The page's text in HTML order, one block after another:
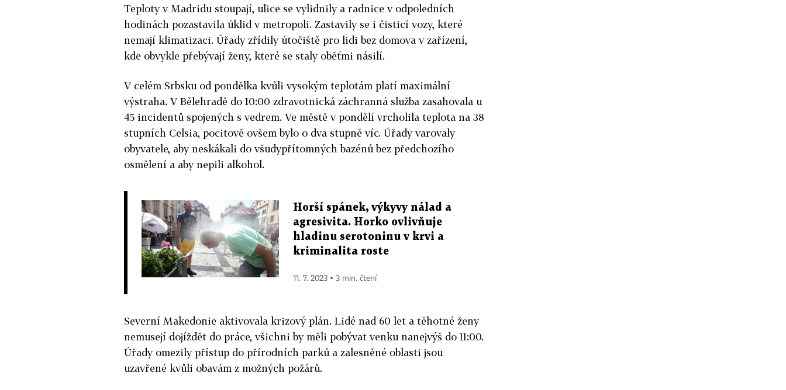
Teploty v Madridu stoupají, ulice se vylidnily a radnice v odpoledních
hodinách pozastavila úklid v metropoli. Zastavily se i čisticí vozy, které
nemají klimatizaci. Úřady zřídily útočiště pro lidi bez domova v zařízení,
kde obvykle přebývají ženy, které se staly oběťmi násilí.
V celém Srbsku od pondělka kvůli vysokým teplotám platí maximální
výstraha. V Bělehradě do 10:00 zdravotnická záchranná služba zasahovala u
45 incidentů spojených s vedrem. Ve městě v pondělí vrcholila teplota na 38
stupních Celsia, pocitově ovšem bylo o dva stupně víc. Úřady varovaly
obyvatele, aby neskákali do všudypřítomných bazénů bez předchozího
osmělení a aby nepili alkohol.
Horší spánek, výkyvy nálad a
agresivita. Horko ovlivňuje
hladinu serotoninu v krvi a
kriminalita roste
11. 7. 2023 ▪ 3 min. čtení
Severní Makedonie aktivovala krizový plán. Lidé nad 60 let a těhotné ženy
nemusejí dojíždět do práce, všichni by měli pobývat venku nanejvýš do 11:00.
Úřady omezily přístup do přírodních parků a zalesněné oblasti jsou
uzavřené kvůli obavám z možných požárů.